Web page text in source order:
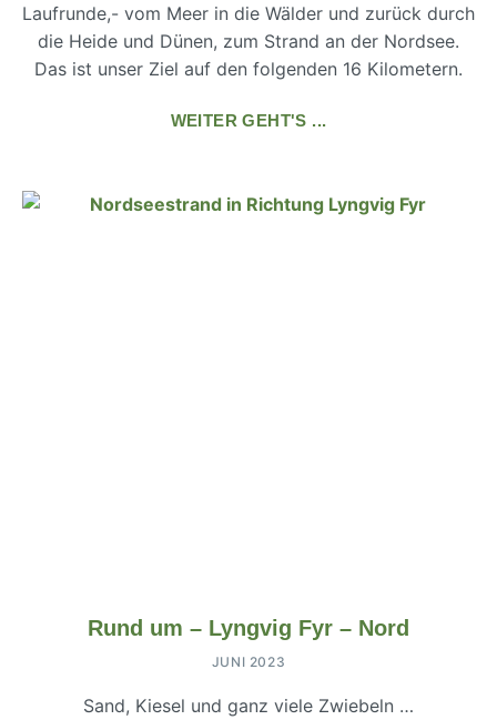
Laufrunde,- vom Meer in die Wälder und zurück durch
die Heide und Dünen, zum Strand an der Nordsee.
Das ist unser Ziel auf den folgenden 16 Kilometern.
WEITER GEHT'S ...
Rund um – Lyngvig Fyr – Nord
JUNI 2023
Sand, Kiesel und ganz viele Zwiebeln …